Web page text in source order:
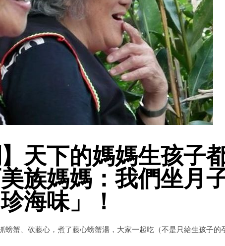
】天下的媽媽生孩子
族媽媽：我們坐月
海味」！
蟹、砍藤心，煮了藤心螃蟹湯，大家一起吃（不是只給生孩子的